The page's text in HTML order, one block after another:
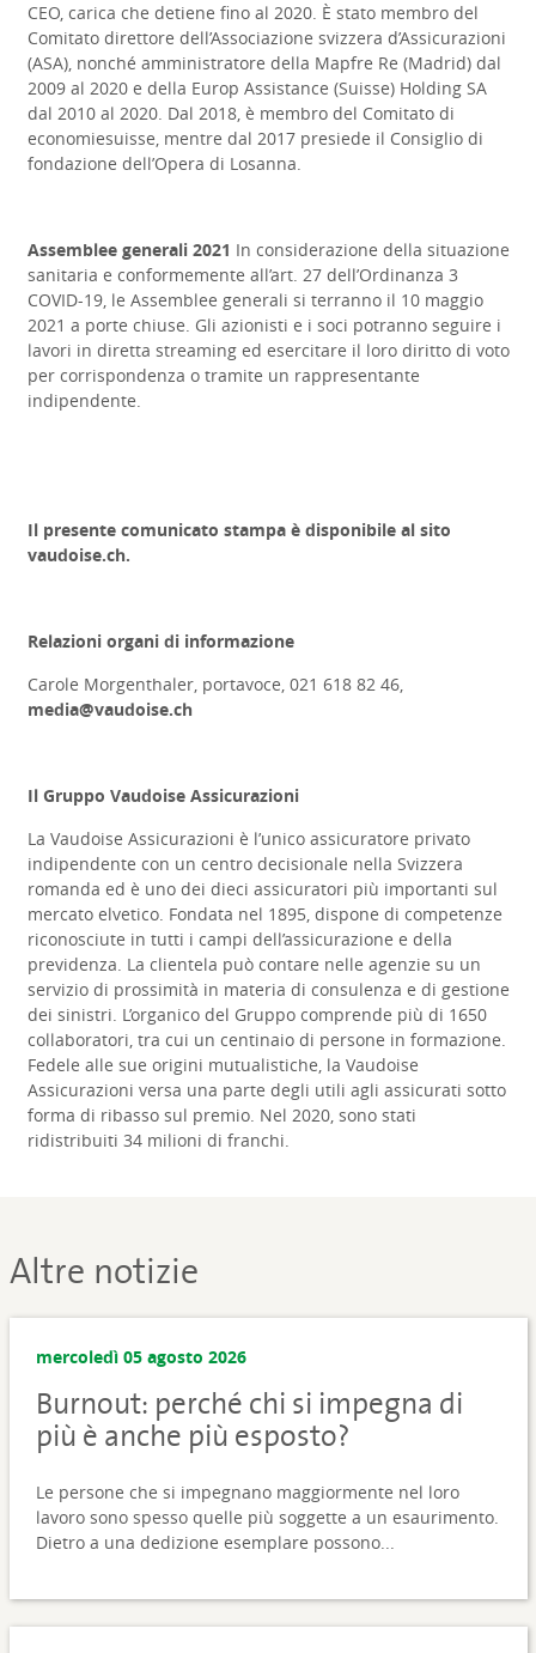
CEO, carica che detiene fino al 2020. È stato membro del
Comitato direttore dell’Associazione svizzera d’Assicurazioni
(ASA), nonché amministratore della Mapfre Re (Madrid) dal
2009 al 2020 e della Europ Assistance (Suisse) Holding SA
dal 2010 al 2020. Dal 2018, è membro del Comitato di
economiesuisse, mentre dal 2017 presiede il Consiglio di
fondazione dell’Opera di Losanna.
Assemblee generali 2021 In considerazione della situazione
sanitaria e conformemente all’art. 27 dell’Ordinanza 3
COVID-19, le Assemblee generali si terranno il 10 maggio
2021 a porte chiuse. Gli azionisti e i soci potranno seguire i
lavori in diretta streaming ed esercitare il loro diritto di voto
per corrispondenza o tramite un rappresentante
indipendente.
Il presente comunicato stampa è disponibile al sito
vaudoise.ch.
Relazioni organi di informazione
Carole Morgenthaler, portavoce, 021 618 82 46,
media@vaudoise.ch
Il Gruppo Vaudoise Assicurazioni
La Vaudoise Assicurazioni è l’unico assicuratore privato
indipendente con un centro decisionale nella Svizzera
romanda ed è uno dei dieci assicuratori più importanti sul
mercato elvetico. Fondata nel 1895, dispone di competenze
riconosciute in tutti i campi dell’assicurazione e della
previdenza. La clientela può contare nelle agenzie su un
servizio di prossimità in materia di consulenza e di gestione
dei sinistri. L’organico del Gruppo comprende più di 1650
collaboratori, tra cui un centinaio di persone in formazione.
Fedele alle sue origini mutualistiche, la Vaudoise
Assicurazioni versa una parte degli utili agli assicurati sotto
forma di ribasso sul premio. Nel 2020, sono stati
ridistribuiti 34 milioni di franchi.
Altre notizie
mercoledì 05 agosto 2026
Burnout: perché chi si impegna di
più è anche più esposto?
Le persone che si impegnano maggiormente nel loro
lavoro sono spesso quelle più soggette a un esaurimento.
Dietro a una dedizione esemplare possono...